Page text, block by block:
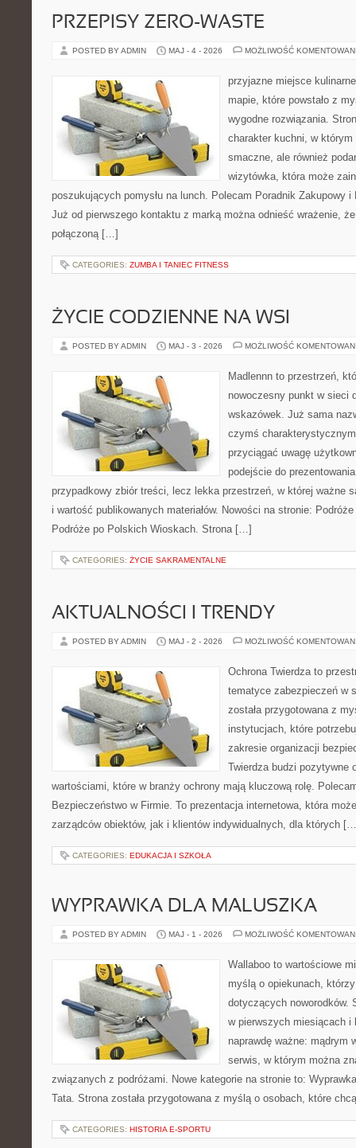
PRZEPISY ZERO-WASTE
POSTED BY ADMIN MAJ - 4 - 2026 MOŻLIWOŚĆ
przyjazne miejsce
mapie, które powstało z
wygodne rozwiązania.
charakter kuchni, w
smaczne, ale również
wizytówka, która może
poszukujących pomysłu na lunch. Polecam Poradnik Zakupowy
Już od pierwszego kontaktu z marką można odnieść wrażenie,
połączoną […]
CATEGORIES: ZUMBA I TANIEC FITNESS
ŻYCIE CODZIENNE NA WSI
POSTED BY ADMIN MAJ - 3 - 2026 MOŻLIWOŚĆ
Madlennn to przestrzeń,
nowoczesny punkt w sieci
wskazówek. Już sama
czymś
przyciągać uwagę
podejście do
przypadkowy zbiór treści, lecz lekka przestrzeń, w której ważne
i wartość publikowanych materiałów. Nowości na stronie:
Podróże po Polskich Wioskach. Strona […]
CATEGORIES: ŻYCIE SAKRAMENTALNE
AKTUALNOŚCI I TRENDY
POSTED BY ADMIN MAJ - 2 - 2026 MOŻLIWOŚĆ
Ochrona Twierdza to
tematyce zabezpieczeń w
została przygotowana z
instytucjach, które
zakresie organizacji
Twierdza budzi pozytywne
wartościami, które w branży ochrony mają kluczową rolę.
Bezpieczeństwo w Firmie. To prezentacja internetowa, która
zarządców obiektów, jak i klientów indywidualnych, dla których
CATEGORIES: EDUKACJA I SZKOŁA
WYPRAWKA DLA MALUSZKA
POSTED BY ADMIN MAJ - 1 - 2026 MOŻLIWOŚĆ
Wallaboo to wartościowe
myślą o opiekunach,
dotyczących noworodków.
w pierwszych miesiącach
naprawdę ważne: mądrym
serwis, w którym można
związanych z podróżami. Nowe kategorie na stronie to:
Tata. Strona została przygotowana z myślą o osobach, które
CATEGORIES: HISTORIA E-SPORTU